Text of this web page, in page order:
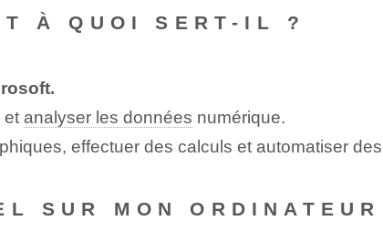
À QUOI SERT-IL ?
et analyser les données numérique.
effectuer des calculs et automatiser
SUR MON ORDINATEUR